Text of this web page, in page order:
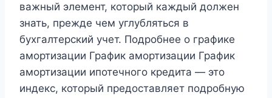
важный элемент, который каждый должен
знать, прежде чем углубляться в
бухгалтерский учет. Подробнее о графике
амортизации График амортизации График
амортизации ипотечного кредита — это
индекс, который предоставляет подробную